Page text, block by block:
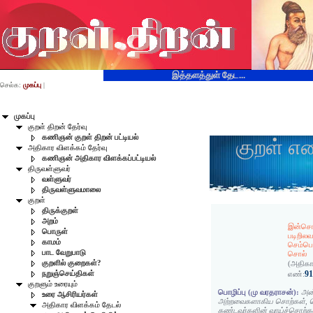
இத்தளத்துள் தேட...
முகப்பு
குறள் திறன் தேர்வு
கணிஞன் குறள் திறன் பட்டியல்
அதிகார விளக்கம் தேர்வு
கணிஞன் அதிகார விளக்கப்பட்டியல்
திருவள்ளுவர்
வள்ளுவர்
திருவள்ளுவமாலை
குறள்
திருக்குறள்
அறம்
பொருள்
காமம்
பாட வேறுபாடு
குறளில் குறைகள்?
நறுஞ்செய்திகள்
குறளும் உரையும்
உரை ஆசிரியர்கள்
அதிகார விளக்கம் தேடல்
செல்க: முகப்பு |
குறள்
சொல்
எண்:91
பொழிப்பு (மு வரதராசன்):
அற்றவைகளாகிய சொற்கள்,
கண்டவர்களின்